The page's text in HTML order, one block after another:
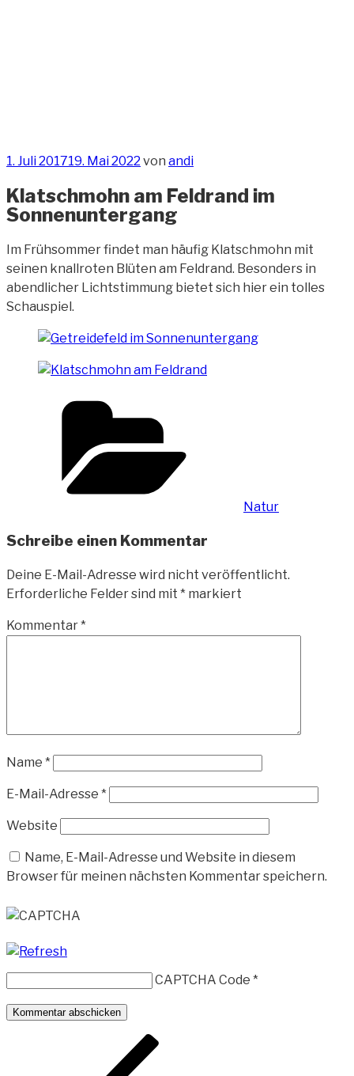
Veröffentlicht
1. Juli 201719. Mai 2022 von andi
Klatschmohn am Feldrand im
Sonnenuntergang
Im Frühsommer findet man häufig Klatschmohn mit
seinen knallroten Blüten am Feldrand. Besonders in
abendlicher Lichtstimmung bietet sich hier ein tolles
Schauspiel.
Natur
Schreibe einen Kommentar
Deine E-Mail-Adresse wird nicht veröffentlicht.
Erforderliche Felder sind mit * markiert
Kommentar*
Name *
E-Mail-Adresse *
Website
Name, E-Mail-Adresse und Website in diesem
Browser für meinen nächsten Kommentar speichern.
CAPTCHA Code *
Beitragsnavigation